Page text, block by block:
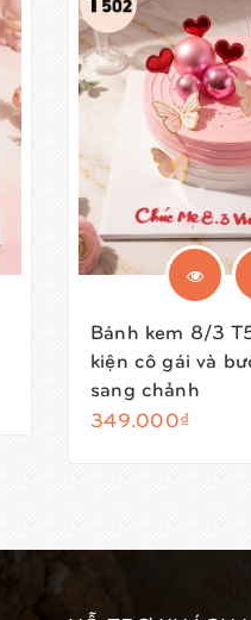
Bánh kem 8/3
kiện cô gái và
sang chảnh
349.000₫